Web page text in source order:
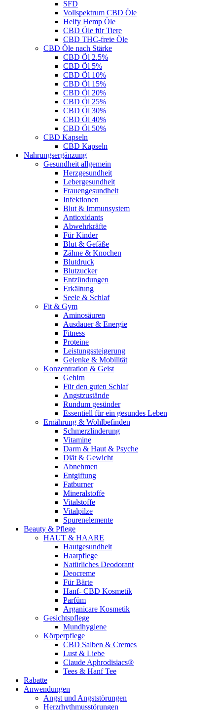
SFD
Vollspektrum CBD Öle
Helfy Hemp Öle
CBD Öle für Tiere
CBD THC-freie Öle
CBD Öle nach Stärke
CBD Öl 2.5%
CBD Öl 5%
CBD Öl 10%
CBD Öl 15%
CBD Öl 20%
CBD Öl 25%
CBD Öl 30%
CBD Öl 40%
CBD Öl 50%
CBD Kapseln
CBD Kapseln
Nahrungsergänzung
Gesundheit allgemein
Herzgesundheit
Lebergesundheit
Frauengesundheit
Infektionen
Blut & Immunsystem
Antioxidants
Abwehrkräfte
Für Kinder
Blut & Gefäße
Zähne & Knochen
Blutdruck
Blutzucker
Entzündungen
Erkältung
Seele & Schlaf
Fit & Gym
Aminosäuren
Ausdauer & Energie
Fitness
Proteine
Leistungssteigerung
Gelenke & Mobilität
Konzentration & Geist
Gehirn
Für den guten Schlaf
Angstzustände
Rundum gesünder
Essentiell für ein gesundes Leben
Ernährung & Wohlbefinden
Schmerzlinderung
Vitamine
Darm & Haut & Psyche
Diät & Gewicht
Abnehmen
Entgiftung
Fatburner
Mineralstoffe
Vitalstoffe
Vitalpilze
Spurenelemente
Beauty & Pflege
HAUT & HAARE
Hautgesundheit
Haarpflege
Natürliches Deodorant
Deocreme
Für Bärte
Hanf- CBD Kosmetik
Parfüm
Arganicare Kosmetik
Gesichtspflege
Mundhygiene
Körperpflege
CBD Salben & Cremes
Lust & Liebe
Claude Aphrodisiacs®
Tees & Hanf Tee
Rabatte
Anwendungen
Angst und Angststörungen
Herzrhythmusstörungen